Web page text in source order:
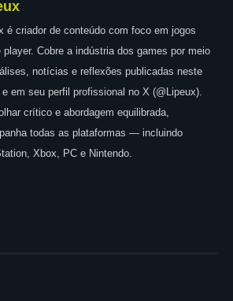
é criador de conteúdo com foco em jogos
player. Cobre a indústria dos games por meio
notícias e reflexões publicadas neste
e em seu perfil profissional no X (@Lipeux).
crítico e abordagem equilibrada,
todas as plataformas — incluindo
Xbox, PC e Nintendo.